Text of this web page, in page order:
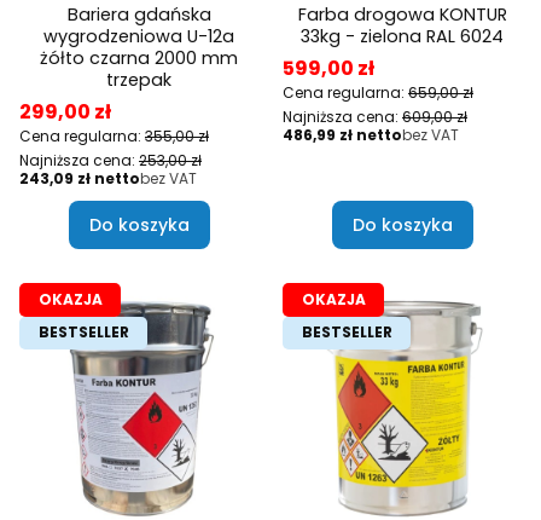
Bariera gdańska
wygrodzeniowa U-12a
żółto czarna 2000 mm
trzepak
Cena promocyjna
299,00 zł
Cena regularna: 355,00 zł
Najniższa cena: 253,00 zł
Cena
243,09 zł bez VAT
Do koszyka
Farba drogowa KONTUR
33kg - zielona RAL 6024
Cena promocyjna
599,00 zł
Cena regularna: 659,00 zł
Najniższa cena: 609,00 zł
Cena
486,99 zł bez VAT
Do koszyka
OKAZJA
BESTSELLER
OKAZJA
BESTSELLER